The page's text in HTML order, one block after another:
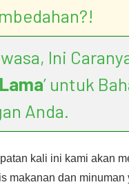
Ini
’ untuk
Anda.
kali ini kami akan
makanan dan minuman